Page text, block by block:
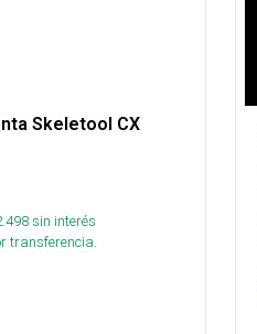
Skeletool CX
sin interés
transferencia.